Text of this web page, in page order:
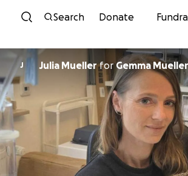
Skip to content
Search Donate
J Julia Muellerfor Gemma Mueller